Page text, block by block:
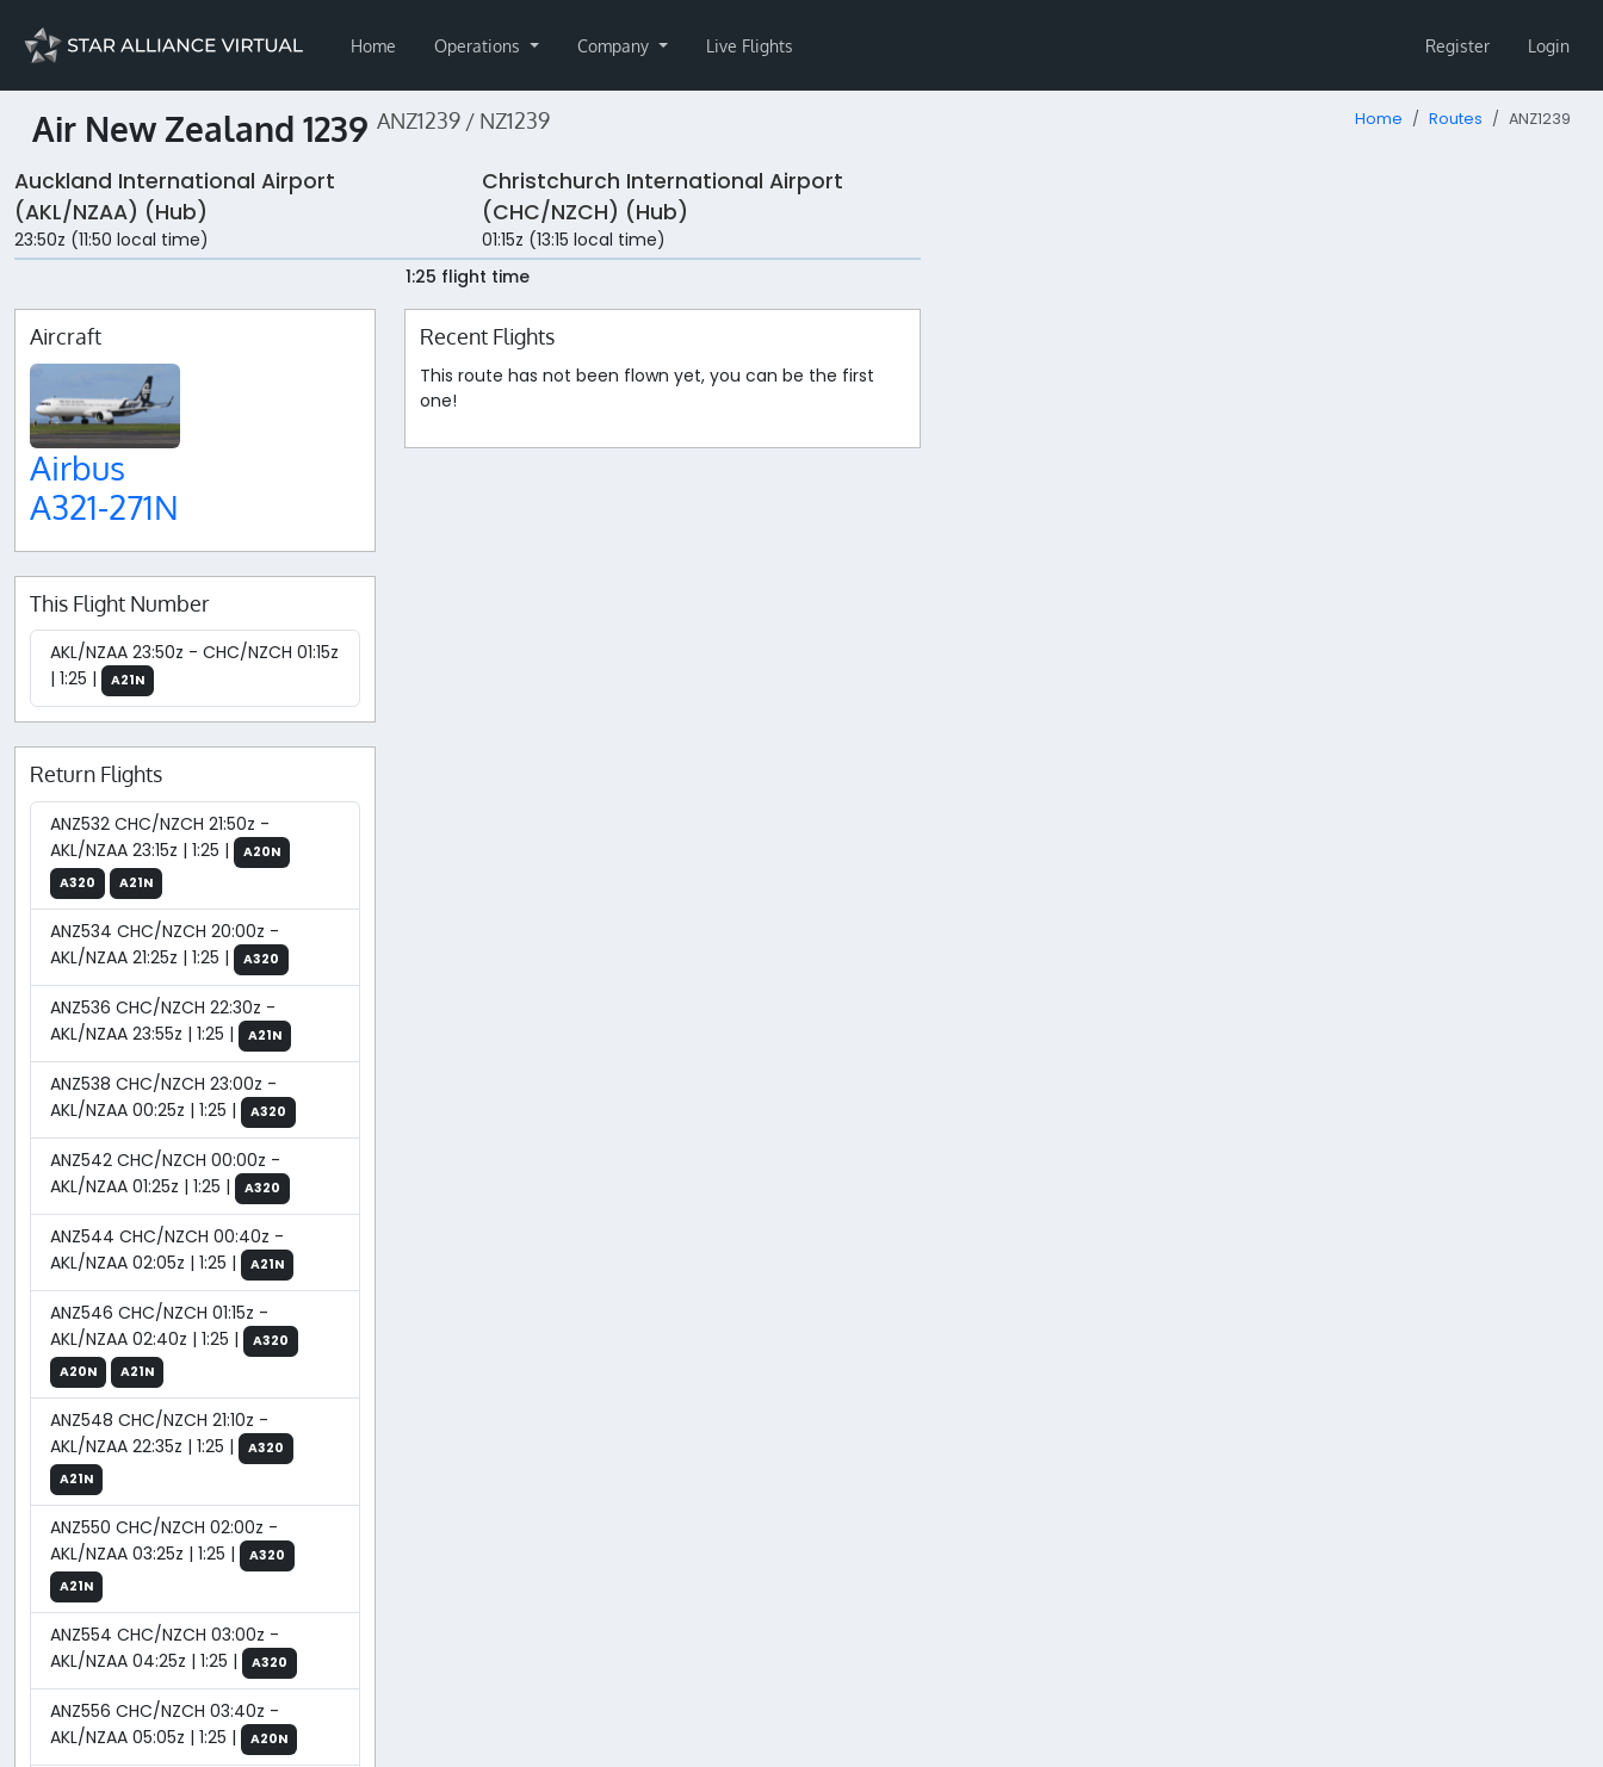
Home Operations Company Live Flights Register Login
Air New Zealand 1239 ANZ1239 / NZ1239 Home Routes ANZ1239
Auckland International Airport
(AKL/NZAA) (Hub)
23:50z (11:50 local time)
Christchurch International Airport
(CHC/NZCH) (Hub)
01:15z (13:15 local time)
1:25 flight time
Aircraft
Airbus
A321-271N
This Flight Number
AKL/NZAA 23:50z - CHC/NZCH 01:15z
| 1:25 |
A21N
Return Flights
ANZ532 CHC/NZCH 21:50z -
AKL/NZAA 23:15z | 1:25 |
A20N
A320
A21N
ANZ534 CHC/NZCH 20:00z -
AKL/NZAA 21:25z | 1:25 |
A320
ANZ536 CHC/NZCH 22:30z -
AKL/NZAA 23:55z | 1:25 |
A21N
ANZ538 CHC/NZCH 23:00z -
AKL/NZAA 00:25z | 1:25 |
A320
ANZ542 CHC/NZCH 00:00z -
AKL/NZAA 01:25z | 1:25 |
A320
ANZ544 CHC/NZCH 00:40z -
AKL/NZAA 02:05z | 1:25 |
A21N
ANZ546 CHC/NZCH 01:15z -
AKL/NZAA 02:40z | 1:25 |
A320
A20N
A21N
ANZ548 CHC/NZCH 21:10z -
AKL/NZAA 22:35z | 1:25 |
A320
A21N
ANZ550 CHC/NZCH 02:00z -
AKL/NZAA 03:25z | 1:25 |
A320
A21N
ANZ554 CHC/NZCH 03:00z -
AKL/NZAA 04:25z | 1:25 |
A320
ANZ556 CHC/NZCH 03:40z -
AKL/NZAA 05:05z | 1:25 |
A20N
Recent Flights
This route has not been flown yet, you can be the first
one!